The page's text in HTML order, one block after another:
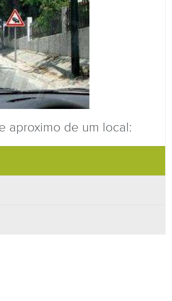
aproximo de um local: